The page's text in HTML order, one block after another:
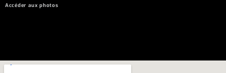
Accéder aux photos